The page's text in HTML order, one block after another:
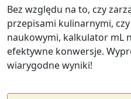
Bez względu na to, czy
przepisami kulinarnymi,
naukowymi, kalkulator mL
efektywne konwersje.
wiarygodne wyniki!